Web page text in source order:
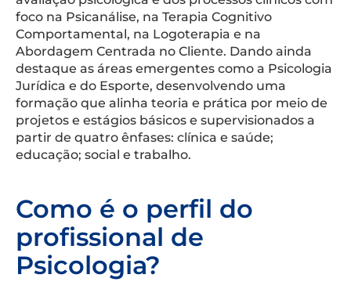
foco na Psicanálise, na Terapia Cognitivo
Comportamental, na Logoterapia e na
Abordagem Centrada no Cliente. Dando ainda
destaque as áreas emergentes como a Psicologia
Jurídica e do Esporte, desenvolvendo uma
formação que alinha teoria e prática por meio de
projetos e estágios básicos e supervisionados a
partir de quatro ênfases: clínica e saúde;
educação; social e trabalho.
Como é o perfil do
profissional de
Psicologia?